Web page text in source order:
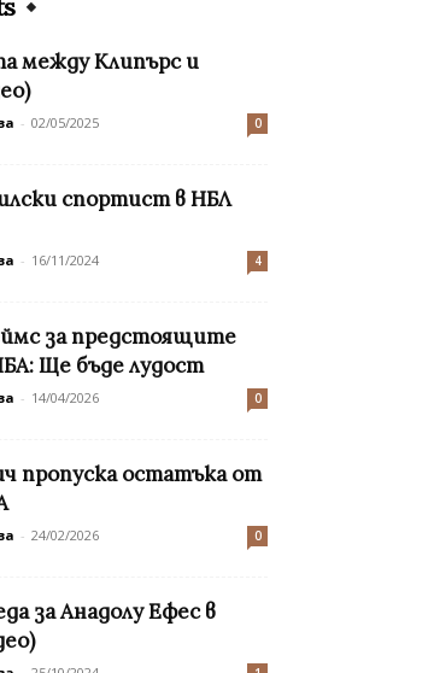
между Клипърс и
- 02/05/2025 0
спортист в НБЛ
- 16/11/2024 4
за предстоящите
Ще бъде лудост
- 14/04/2026 0
пропуска остатъка от
- 24/02/2026 0
за Анадолу Ефес в